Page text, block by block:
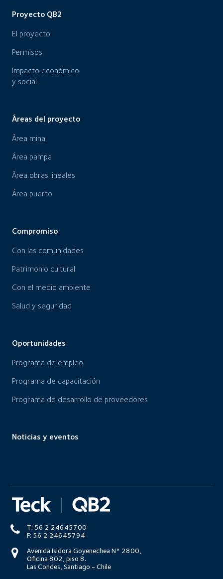
Proyecto QB2
El proyecto
Permisos
Impacto económico
y social
Áreas del proyecto
Área mina
Área pampa
Área obras lineales
Área puerto
Compromiso
Con las comunidades
Patrimonio cultural
Con el medio ambiente
Salud y seguridad
Oportunidades
Programa de empleo
Programa de capacitación
Programa de desarrollo de proveedores
Noticias y eventos
T: 56 2 24645700
F: 56 2 24645794
Avenida Isidora Goyenechea N° 2800,
Oficina 802, piso 8.
Las Condes, Santiago - Chile